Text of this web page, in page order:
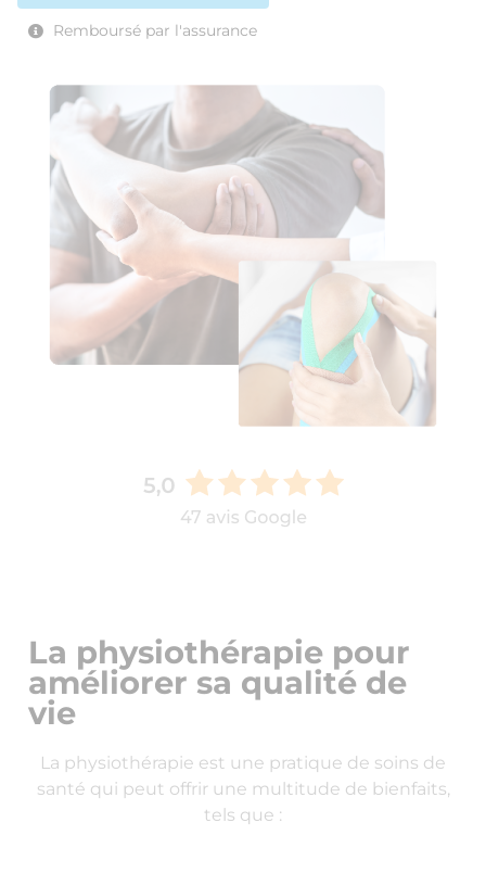
Remboursé par l'assurance
La physiothérapie pour
améliorer sa qualité de
vie
La physiothérapie est une pratique de soins de
santé qui peut offrir une multitude de bienfaits,
tels que :